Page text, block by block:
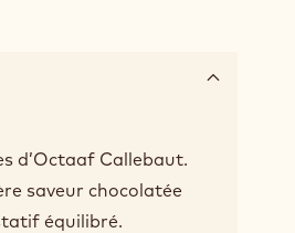
d’Octaaf Callebaut.
saveur chocolatée
équilibré.